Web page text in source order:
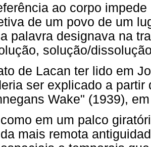
ao corpo
de um povo de um
palavra designava na
solução/
de Lacan ter lido em
ser explicado a
Wake" (1939),
como em um palco
da mais remota